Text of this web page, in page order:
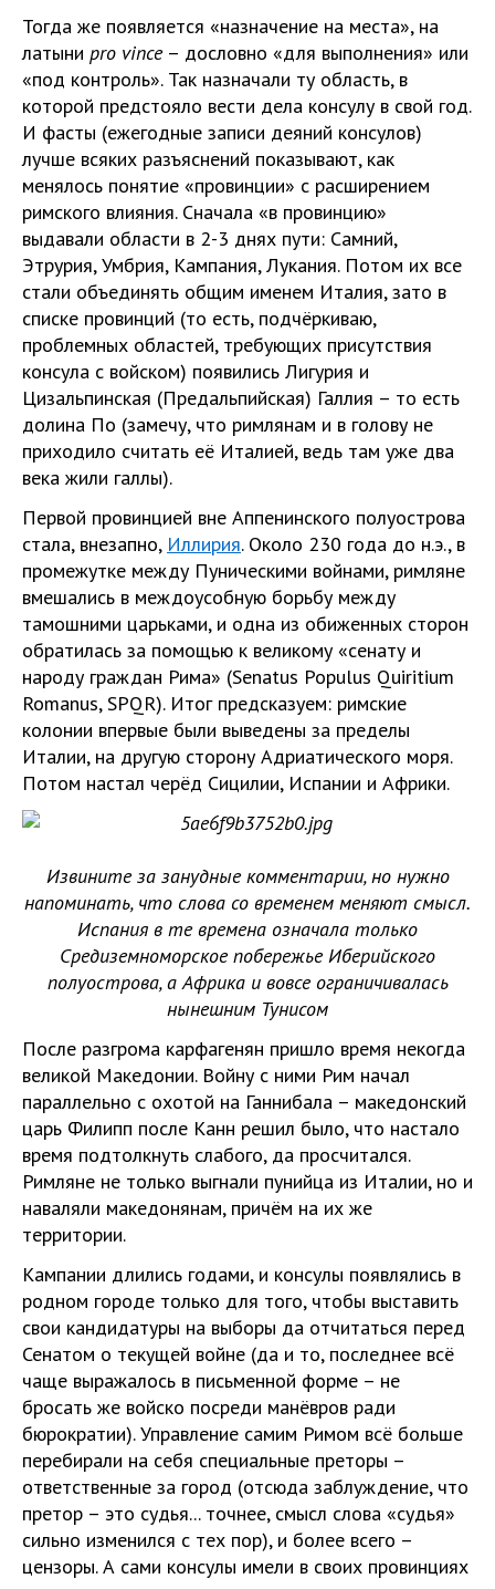
Тогда же появляется «назначение на места», на
латыни pro vince– дословно «для выполнения» или
«под контроль». Так назначали ту область, в
которой предстояло вести дела консулу в свой год.
И фасты (ежегодные записи деяний консулов)
лучше всяких разъяснений показывают, как
менялось понятие «провинции» с расширением
римского влияния. Сначала «в провинцию»
выдавали области в 2-3 днях пути: Самний,
Этрурия, Умбрия, Кампания, Лукания. Потом их все
стали объединять общим именем Италия, зато в
списке провинций (то есть, подчёркиваю,
проблемных областей, требующих присутствия
консула с войском) появились Лигурия и
Цизальпинская (Предальпийская) Галлия – то есть
долина По (замечу, что римлянам и в голову не
приходило считать её Италией, ведь там уже два
века жили галлы).
Первой провинцией вне Аппенинского полуострова
стала, внезапно, Иллирия. Около 230 года до н.э., в
промежутке между Пуническими войнами, римляне
вмешались в междоусобную борьбу между
тамошними царьками, и одна из обиженных сторон
обратилась за помощью к великому «сенату и
народу граждан Рима» (Senatus Populus Quiritium
Romanus, SPQR). Итог предсказуем: римские
колонии впервые были выведены за пределы
Италии, на другую сторону Адриатического моря.
Потом настал черёд Сицилии, Испании и Африки.
Извините за занудные комментарии, но нужно
напоминать, что слова со временем меняют смысл.
Испания в те времена означала только
Средиземноморское побережье Иберийского
полуострова, а Африка и вовсе ограничивалась
нынешним Тунисом
После разгрома карфагенян пришло время некогда
великой Македонии. Войну с ними Рим начал
параллельно с охотой на Ганнибала – македонский
царь Филипп после Канн решил было, что настало
время подтолкнуть слабого, да просчитался.
Римляне не только выгнали пунийца из Италии, но и
наваляли македонянам, причём на их же
территории.
Кампании длились годами, и консулы появлялись в
родном городе только для того, чтобы выставить
свои кандидатуры на выборы да отчитаться перед
Сенатом о текущей войне (да и то, последнее всё
чаще выражалось в письменной форме – не
бросать же войско посреди манёвров ради
бюрократии). Управление самим Римом всё больше
перебирали на себя специальные преторы –
ответственные за город (отсюда заблуждение, что
претор – это судья... точнее, смысл слова «судья»
сильно изменился с тех пор), и более всего –
цензоры. А сами консулы имели в своих провинциях